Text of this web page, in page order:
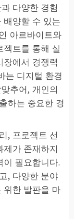
다양한 경험
배양할 수 있는
아르바이트와
젝트를 통해 실
장에서 경쟁력
는 디지털 환경
추어, 개인의
하는 중요한 경
, 프로젝트 선
제가 존재하지
이 필요합니다.
, 다양한 분야
위한 발판을 마